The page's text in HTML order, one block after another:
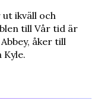
ikväll och
till Vår tid är
åker till